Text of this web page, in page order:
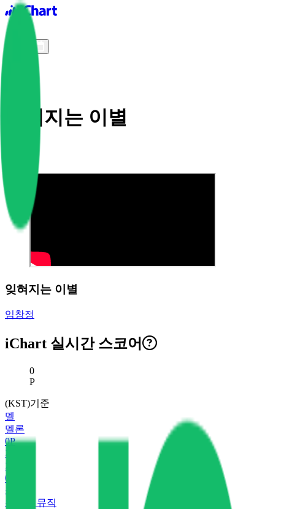
iChart logo
잊혀지는 이별
잊혀지는 이별
임창정
iChart 실시간 스코어
현재 스코어
0
P
(KST)기준
멜
멜론
0P
지
지니
0
유
유튜브 뮤직